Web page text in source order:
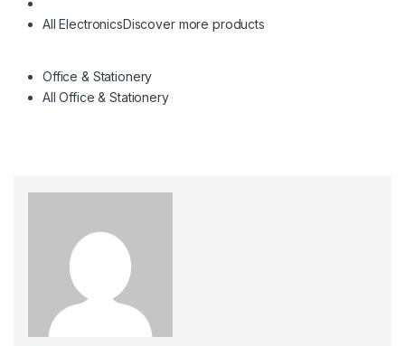
All ElectronicsDiscover more products
Office & Stationery
All Office & Stationery